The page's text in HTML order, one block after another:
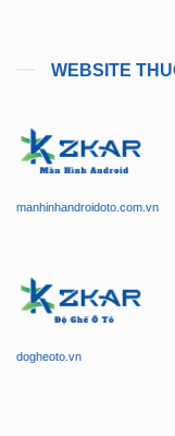
WEBSITE
manhinhandroidoto.com.vn
dogheoto.vn